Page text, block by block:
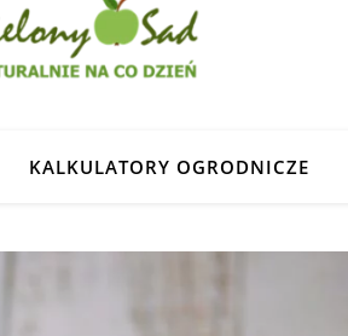
KALKULATORY OGRODNICZE